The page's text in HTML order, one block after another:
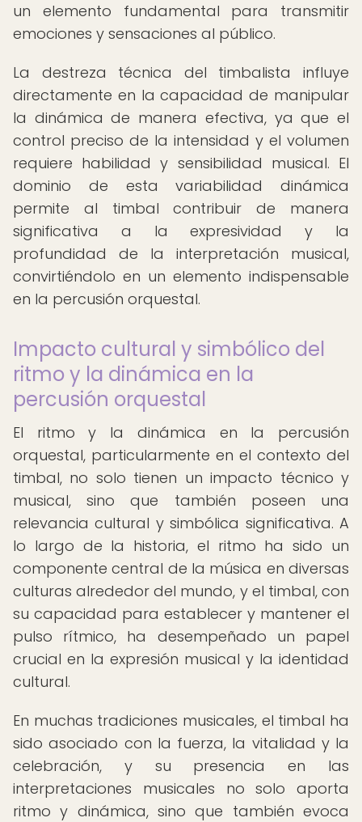
un elemento fundamental para transmitir
emociones y sensaciones al público.
La destreza técnica del timbalista influye
directamente en la capacidad de manipular
la dinámica de manera efectiva, ya que el
control preciso de la intensidad y el volumen
requiere habilidad y sensibilidad musical. El
dominio de esta variabilidad dinámica
permite al timbal contribuir de manera
significativa a la expresividad y la
profundidad de la interpretación musical,
convirtiéndolo en un elemento indispensable
en la percusión orquestal.
Impacto cultural y simbólico del
ritmo y la dinámica en la
percusión orquestal
El ritmo y la dinámica en la percusión
orquestal, particularmente en el contexto del
timbal, no solo tienen un impacto técnico y
musical, sino que también poseen una
relevancia cultural y simbólica significativa. A
lo largo de la historia, el ritmo ha sido un
componente central de la música en diversas
culturas alrededor del mundo, y el timbal, con
su capacidad para establecer y mantener el
pulso rítmico, ha desempeñado un papel
crucial en la expresión musical y la identidad
cultural.
En muchas tradiciones musicales, el timbal ha
sido asociado con la fuerza, la vitalidad y la
celebración, y su presencia en las
interpretaciones musicales no solo aporta
ritmo y dinámica, sino que también evoca